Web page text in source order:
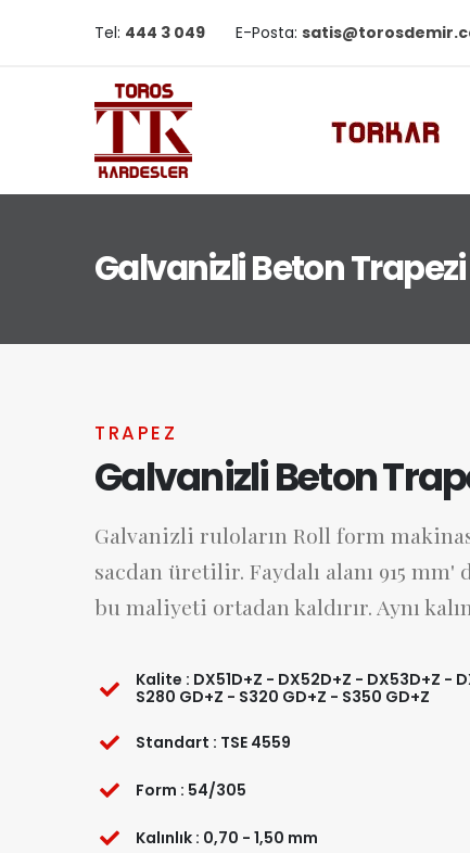
Tel: 444 3 049 E-Posta:
Galvanizli Beton Trapezi
TRAPEZ
Galvanizli Beton
Galvanizli ruloların Roll form
sacdan üretilir. Faydalı alanı 915
bu maliyeti ortadan kaldırır. Aynı
Kalite : DX51D+Z - DX52D+Z - DX53D+Z -
S280 GD+Z - S320 GD+Z - S350 GD+Z
Standart : TSE 4559
Form : 54/305
Kalınlık : 0,70 - 1,50 mm